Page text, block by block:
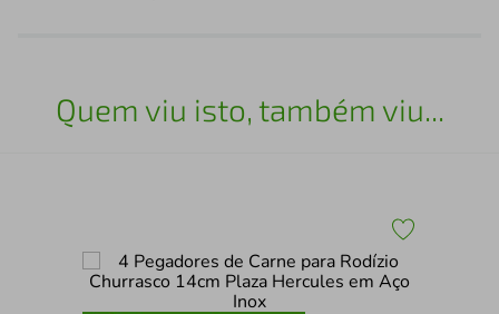
Quem viu isto, também viu...